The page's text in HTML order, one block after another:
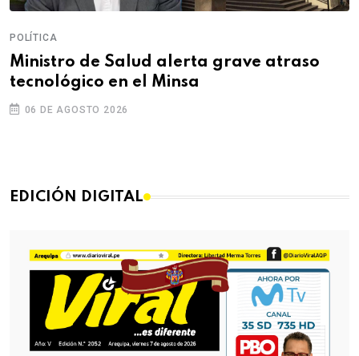
POLÍTICA
Ministro de Salud alerta grave atraso
tecnológico en el Minsa
06 DE AGOSTO 2026
EDICIÓN DIGITAL